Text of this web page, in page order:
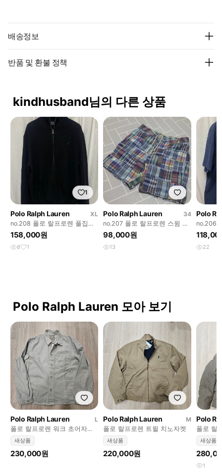
배송정보
반품 및 환불 정책
kindhusband님의 다른 상품
1
Polo Ralph Lauren
XL
no.208 폴로 랄프로렌 풀집업
니트 블랙 xl 상태굿
158,000원
8 1
Polo Ralph Lauren
34
no.207 폴로 랄프로렌 스윔 마
드라스체크 반바지 34
98,000원
13
Polo
no.206
반팔 셔
22
Polo Ralph Lauren 모아 보기
Polo Ralph Lauren
L
폴로 랄프로렌 워크 초어자켓
새상품
새상품
230,000원
Polo Ralph Lauren
M
폴로 랄프로렌 트윌 치노자켓
새상품
220,000원
Polo
폴로 랄
딩 새제
새상품
1